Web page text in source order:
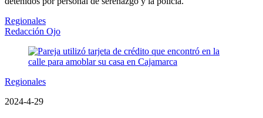
Regionales
Redacción Ojo
Regionales
2024-4-29